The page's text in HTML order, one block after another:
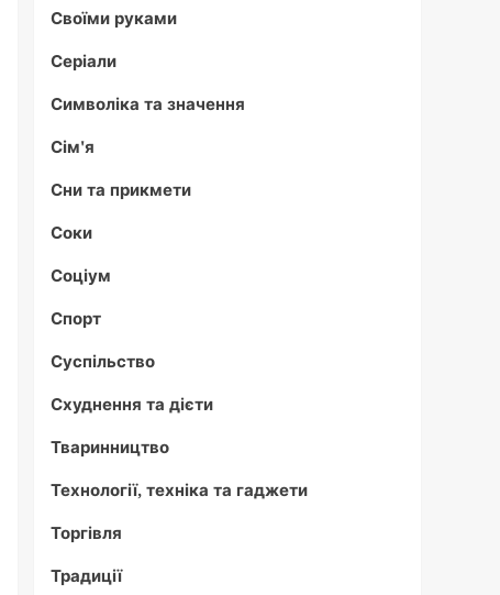
Своїми руками
Серіали
Символіка та значення
Сім'я
Сни та прикмети
Соки
Соціум
Спорт
Суспільство
Схуднення та дієти
Тваринництво
Технології, техніка та гаджети
Торгівля
Традиції